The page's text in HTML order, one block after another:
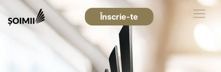
Înscrie-te